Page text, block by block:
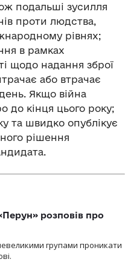
подальші зусилля
проти людства,
рівнях;
в рамках
щодо надання зброї
або втрачає
Якщо війна
до кінця цього року;
та швидко опублікує
рішення
розповів про
групами проникати